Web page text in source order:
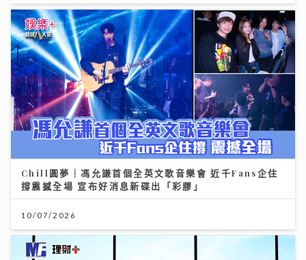
Chill圓夢｜馮允謙首個全英文歌音樂會 近千Fans企住
撐震撼全場 宣布好消息新碟出「彩膠」
10/07/2026